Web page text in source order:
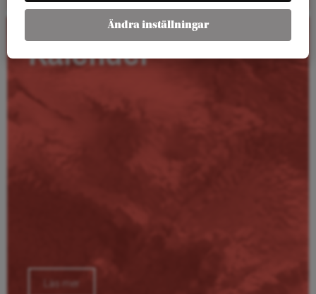
Kalender
Läs mer
Ändra inställningar